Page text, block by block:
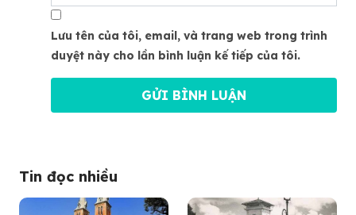
Lưu tên của tôi, email, và trang web trong trình
duyệt này cho lần bình luận kế tiếp của tôi.
Tin đọc nhiều